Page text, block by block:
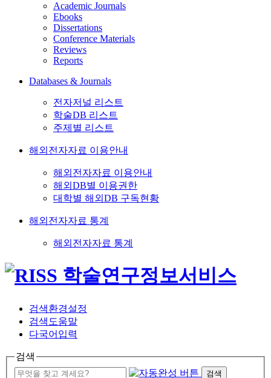
Academic Journals
Ebooks
Dissertations
Conference Materials
Reviews
Reports
Databases & Journals
전자저널 리스트
학술DB 리스트
주제별 리스트
해외전자자료 이용안내
해외전자자료 이용안내
해외DB별 이용권한
대학별 해외DB 구독현황
해외전자자료 통계
해외전자자료 통계
검색환경설정
검색도움말
다국어입력
검색
검색